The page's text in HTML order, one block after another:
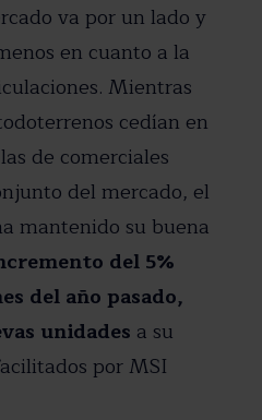
va por un lado y
en cuanto a la
Mientras
cedían en
de comerciales
del mercado, el
mantenido su buena
del 5%
del año pasado,
unidades a su
por MSI